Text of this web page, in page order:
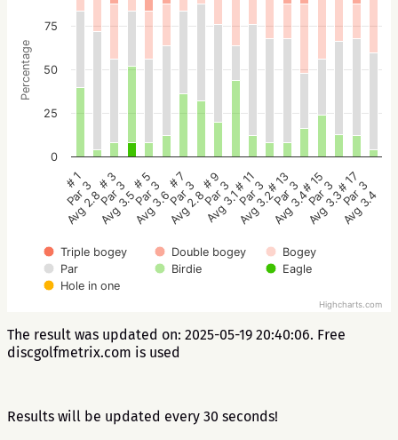
Percentage
Triple bogey Double bogey
Bogey
Par
Birdie
Eagle
Hole in one
# 1
Par 3
Avg 2.8
# 3
Par 3
Avg 3.5
# 5
Par 3
Avg 3.6
# 7
Par 3
Avg 2.8
# 9
Par 3
Avg 3.1
# 11
Par 3
Avg 3.2
# 13
Par 3
Avg 3.4
# 15
Par 3
Avg 3.3
# 17
Par 3
Avg 3.4
0
25
50
75
Highcharts.com
The result was updated on: 2025-05-19 20:40:06. Free
discgolfmetrix.com is used
Results will be updated every 30 seconds!